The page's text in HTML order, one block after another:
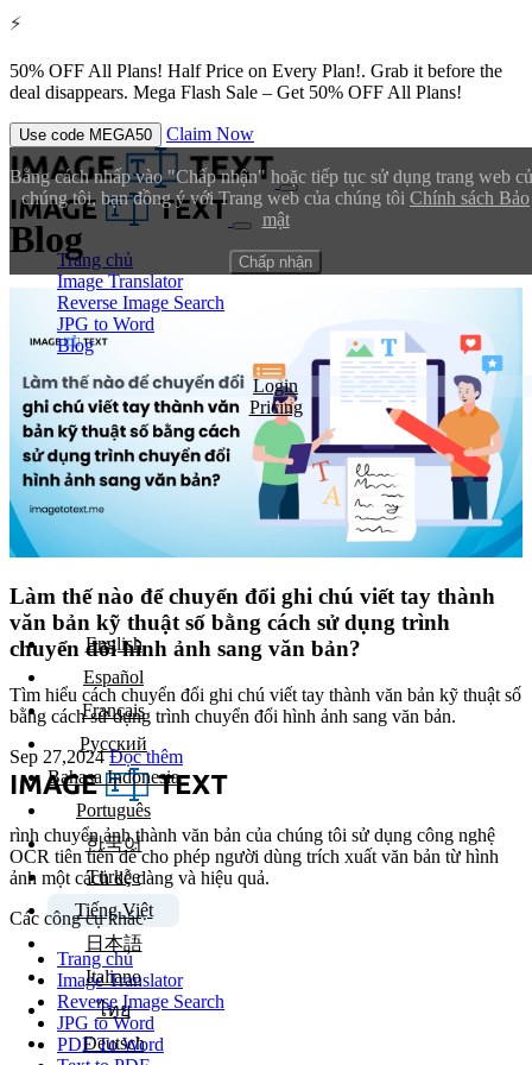
⚡
50% OFF All Plans! Half Price on Every Plan!. Grab it before the
deal disappears. Mega Flash Sale – Get 50% OFF All Plans!
Use code MEGA50 Claim Now
Bằng cách nhấp vào "Chấp nhận" hoặc tiếp tục sử dụng trang web
chúng tôi, bạn đồng ý với Trang web của chúng tôi Chính sách Bảo
mật
Chấp nhận
Trang chủ
Image Translator
Reverse Image Search
JPG to Word
Blog
Login
Pricing
Blog
Làm thế nào để chuyển đổi ghi chú viết tay thành
văn bản kỹ thuật số bằng cách sử dụng trình
chuyển đổi hình ảnh sang văn bản?
Tìm hiểu cách chuyển đổi ghi chú viết tay thành văn bản kỹ thuật số
bằng cách sử dụng trình chuyển đổi hình ảnh sang văn bản.
Sep 27,2024 Đọc thêm
rình chuyển ảnh thành văn bản của chúng tôi sử dụng công nghệ
OCR tiên tiến để cho phép người dùng trích xuất văn bản từ hình
ảnh một cách dễ dàng và hiệu quả.
Các công cụ khác
Trang chủ
Image Translator
Reverse Image Search
JPG to Word
PDF To Word
English
Español
Français
Русский
Bahasa Indonesia
Português
한국어
Türkçe
Tiếng Việt
日本語
Italiano
ไทย
Deutsch